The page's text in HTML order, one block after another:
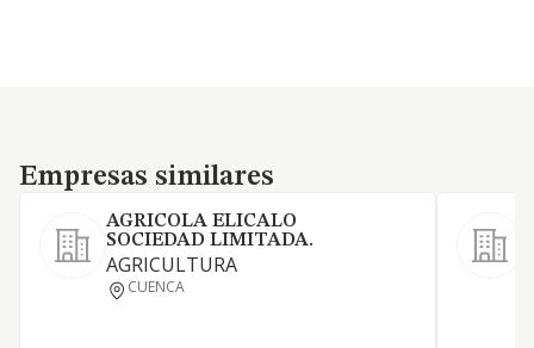
Empresas similares
Empresas similares
AGRICOLA ELICALO
SOCIEDAD LIMITADA.
AGRICULTURA
CUENCA